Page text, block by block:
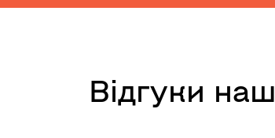
Відгуки